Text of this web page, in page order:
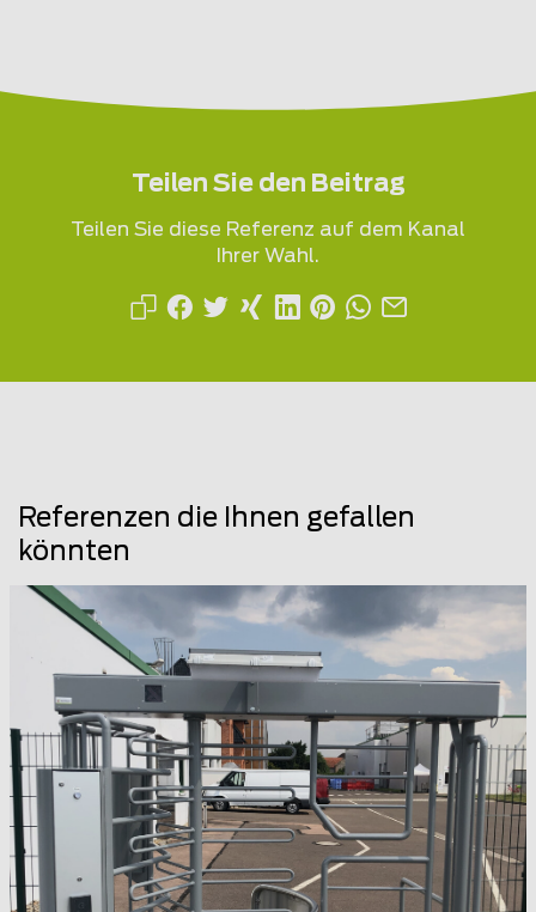
Teilen Sie den Beitrag
Teilen Sie diese Referenz auf dem Kanal
Ihrer Wahl.
Referenzen die Ihnen gefallen
könnten